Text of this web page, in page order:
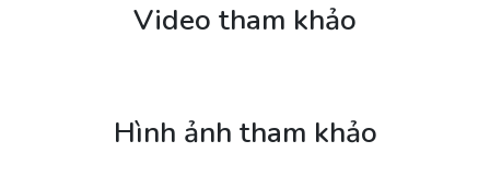
Video tham khảo
Hình ảnh tham khảo